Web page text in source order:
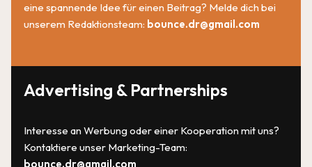
eine spannende Idee für einen Beitrag? Melde dich bei
unserem Redaktionsteam: bounce.dr@gmail.com
Advertising & Partnerships
Interesse an Werbung oder einer Kooperation mit uns?
Kontaktiere unser Marketing-Team:
bounce.dr@gmail.com